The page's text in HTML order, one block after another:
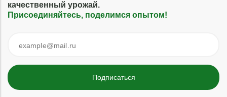
качественный урожай.
Присоединяйтесь, поделимся опытом!